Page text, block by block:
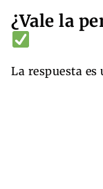
¿Vale la
La respuesta